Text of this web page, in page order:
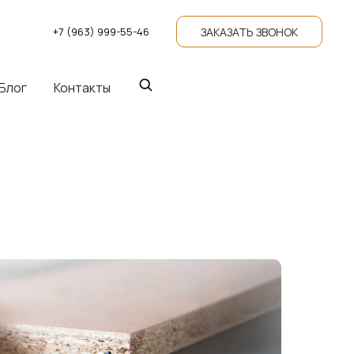
+7 (963) 999-55-46 ЗАКАЗАТЬ ЗВОНОК
Контакты